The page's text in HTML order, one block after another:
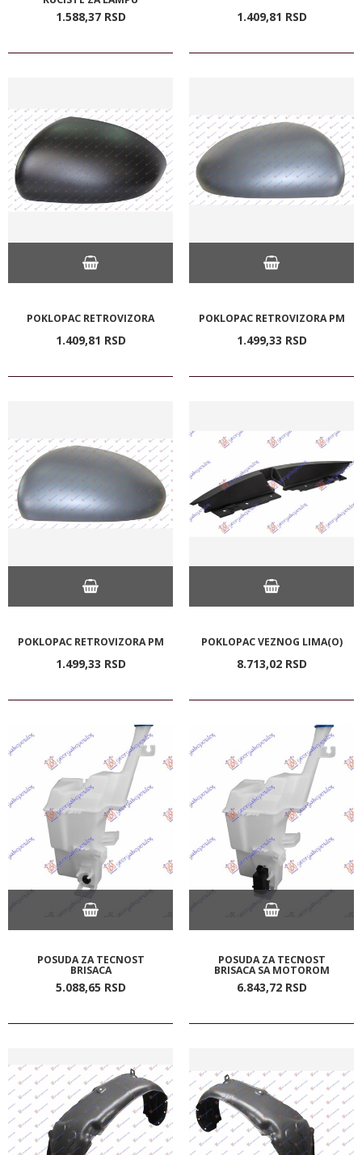
1.588,37 RSD 1.409,81 RSD
POKLOPAC RETROVIZORA
1.409,81 RSD
POKLOPAC RETROVIZORA PM
1.499,33 RSD
POKLOPAC RETROVIZORA PM
1.499,33 RSD
POKLOPAC VEZNOG LIMA(O)
8.713,02 RSD
POSUDA ZA TECNOST
BRISACA
5.088,65 RSD
POSUDA ZA TECNOST
BRISACA SA MOTOROM
6.843,72 RSD